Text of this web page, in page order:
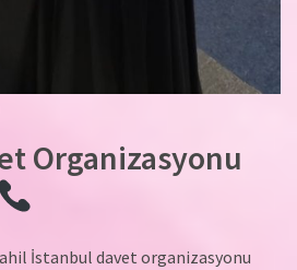
Organizasyonu
İstanbul davet organizasyonu